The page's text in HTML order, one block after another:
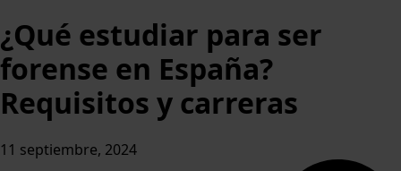
¿Qué estudiar para ser
forense en España?
Requisitos y carreras
11 septiembre, 2024